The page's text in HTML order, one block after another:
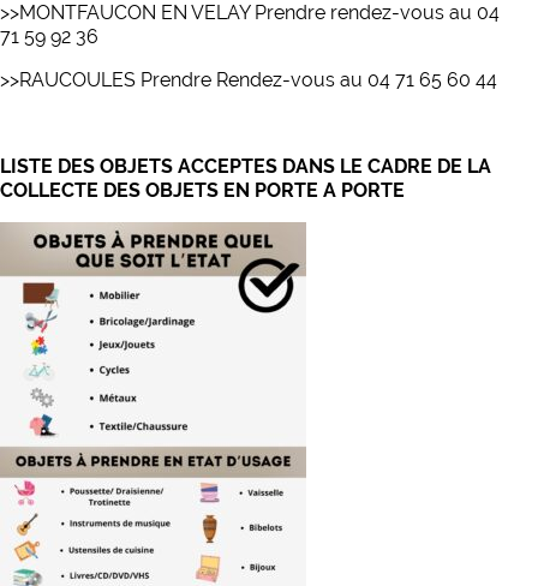
>>MONTFAUCON EN VELAY Prendre rendez-vous au 04
71 59 92 36
>>RAUCOULES Prendre Rendez-vous au 04 71 65 60 44
LISTE DES OBJETS ACCEPTES DANS LE CADRE DE LA
COLLECTE DES OBJETS EN PORTE A PORTE